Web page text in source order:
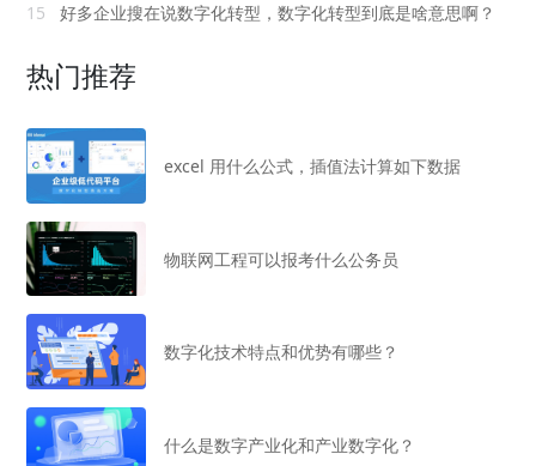
15
好多企业搜在说数字化转型，数字化转型到底是啥意思啊？
热门推荐
excel 用什么公式，插值法计算如下数据
物联网工程可以报考什么公务员
数字化技术特点和优势有哪些？
什么是数字产业化和产业数字化？